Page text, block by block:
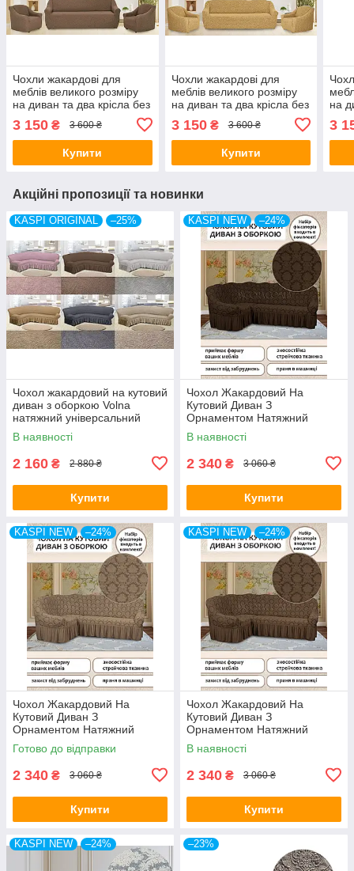
Чохли жакардові для
меблів великого розміру
на диван та два крісла без
капучино
3 150 ₴ 3 600 ₴
Купити
Чохли жакардові для
меблів великого розміру
на диван та два крісла без
медовий
3 150₴ 3 600 ₴
Купити
на
3
Акційні пропозиції та новинки
KASPI ORIGINAL –25%
Чохол жакардовий на кутовий
диван з оборкою Volna
натяжний універсальний
міцний Kaspi Туреччина
В наявності
2 160 ₴ 2 880 ₴
Купити
KASPI NEW –24%
Чохол Жакардовий На
Кутовий Диван З
Орнаментом Натяжний
Універсальний З Воланами
Спідницею Kaspi
В наявності
2 340 ₴ 3 060 ₴
Купити
KASPI NEW –24%
Чохол Жакардовий На
Кутовий Диван З
Орнаментом Натяжний
Універсальний З Воланами
Спідницею Kaspi Колір
Готово до відправки
2 340 ₴ 3 060 ₴
Купити
KASPI NEW –24%
Чохол Жакардовий На
Кутовий Диван З
Орнаментом Натяжний
Універсальний З Воланами
Спідницею Kaspi Колір
В наявності
2 340 ₴ 3 060 ₴
Купити
KASPI NEW –24% –23%